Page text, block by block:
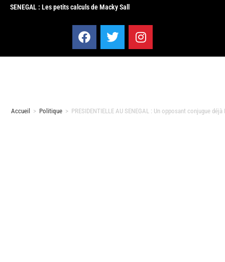
SENEGAL : Les petits calculs de Macky Sall
Accueil > Politique > PRESIDENTIELLE AU SENEGAL : Un opposant conjugue